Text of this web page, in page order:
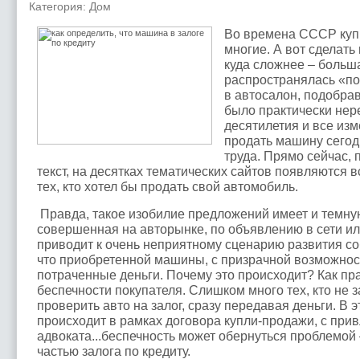
Категория: Дом
Во времена СССР
многие. А вот
куда сложнее –
распространялась
в автосалон,
было практически
десятилетия и все
продать машину
труда. Прямо сейчас,
текст, на десятках тематических сайтов появляются
тех, кто хотел бы продать свой автомобиль.
Правда, такое изобилие предложений имеет и
совершенная на авторынке, по объявлению в сети
приводит к очень неприятному сценарию развития
что приобретенной машины, с призрачной
потраченные деньги. Почему это происходит? Как
беспечности покупателя. Слишком много тех, кто не
проверить авто на залог, сразу передавая деньги. В
происходит в рамках договора купли-продажи, с
адвоката...беспечность может обернуться
частью залога по кредиту.